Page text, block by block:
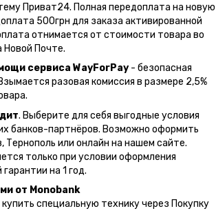
Приват24. Полная передоплата на новую
500грн для заказа активированной
отнимается от стоимости товара во
Новой Почте.
сервиса WayForPay - безопасная
разовая комиссия в размере 2,5%
. Выберите для себя выгодные условия
банков-партнёров. Возможно оформить
Тернополь или онлайн на нашем сайте.
только при условии оформления
на 1 год.
от Monobank
специальную технику через Покупку